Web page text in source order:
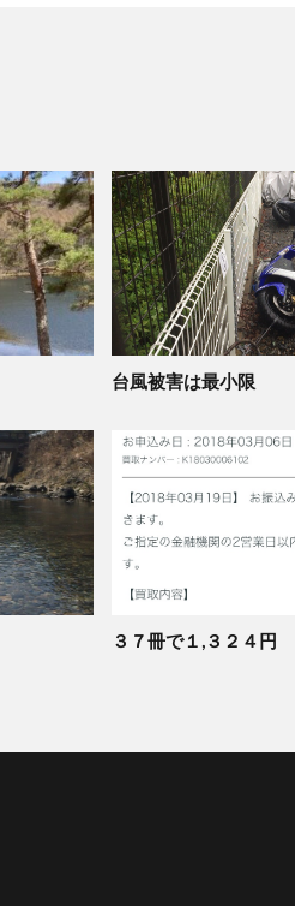
台風被害は最小限
３７冊で１,３２４円